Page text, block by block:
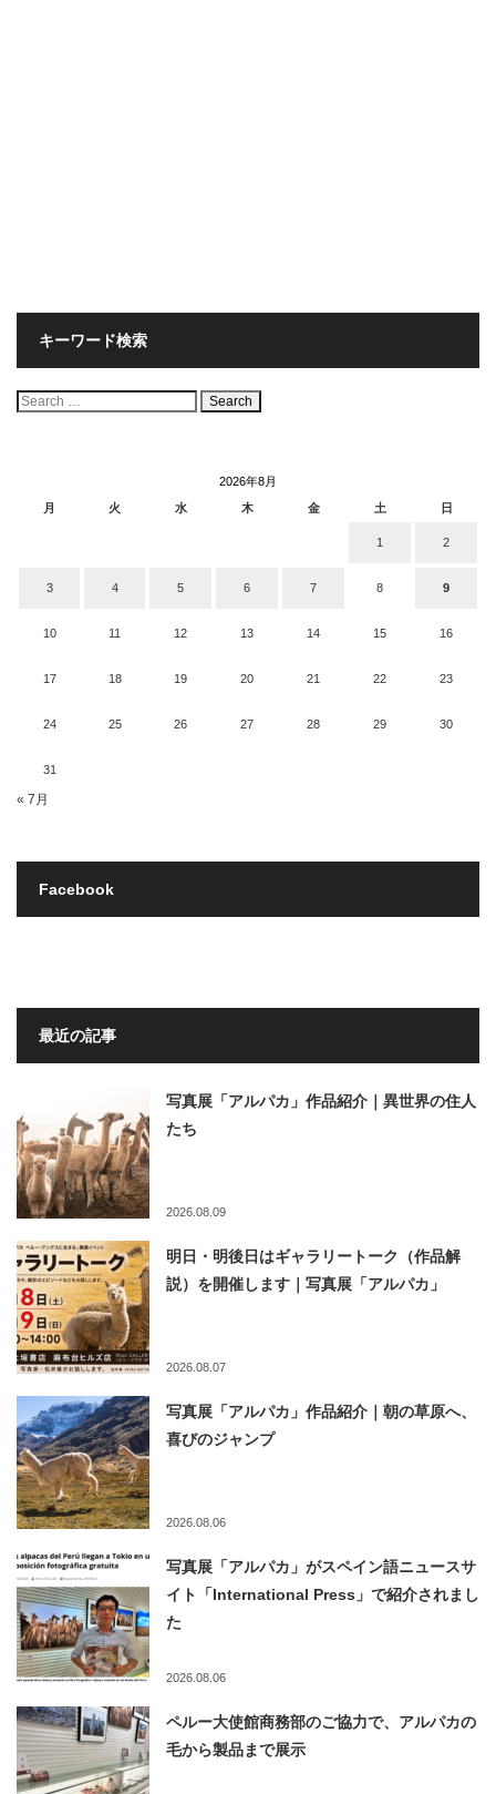
キーワード検索
検
索:
2026年8月
月
火 水 木 金 土 日
1 2
3 4 5 6 7 8 9
10 11 12 13 14 15 16
17 18 19 20 21 22 23
24 25 26 27 28 29 30
31
« 7月
Facebook
最近の記事
写真展「アルパカ」作品紹介｜異世界の住人
たち
2026.08.09
明日・明後日はギャラリートーク（作品解
説）を開催します｜写真展「アルパカ」
2026.08.07
写真展「アルパカ」作品紹介｜朝の草原へ、
喜びのジャンプ
2026.08.06
写真展「アルパカ」がスペイン語ニュースサ
イト「International Press」で紹介されまし
た
2026.08.06
ペルー大使館商務部のご協力で、アルパカの
毛から製品まで展示